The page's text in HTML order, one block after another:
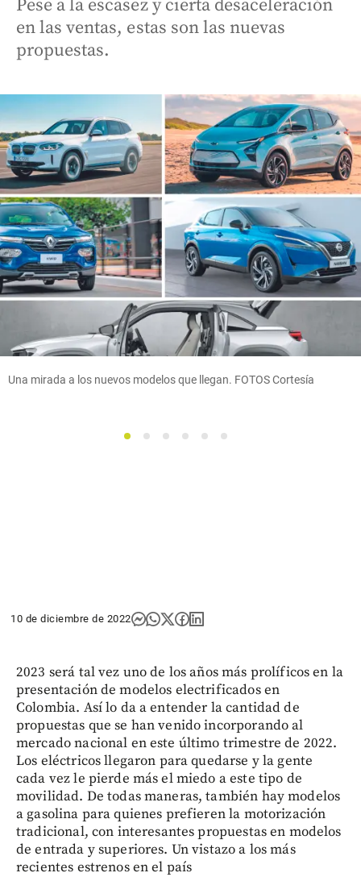
Pese a la escasez y cierta desaceleración
en las ventas, estas son las nuevas
propuestas.
Una mirada a los nuevos modelos que llegan. FOTOS Cortesía
1 2 3 4 5 6
10 de diciembre de 2022
2023 será tal vez uno de los años más prolíficos en la
presentación de modelos electrificados en
Colombia. Así lo da a entender la cantidad de
propuestas que se han venido incorporando al
mercado nacional en este último trimestre de 2022.
Los eléctricos llegaron para quedarse y la gente
cada vez le pierde más el miedo a este tipo de
movilidad. De todas maneras, también hay modelos
a gasolina para quienes prefieren la motorización
tradicional, con interesantes propuestas en modelos
de entrada y superiores. Un vistazo a los más
recientes estrenos en el país